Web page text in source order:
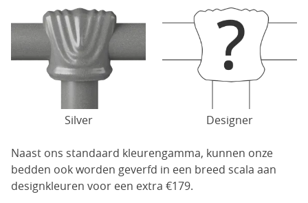
Silver Designer
Naast ons standaard kleurengamma, kunnen onze
bedden ook worden geverfd in een breed scala aan
designkleuren voor een extra €179.